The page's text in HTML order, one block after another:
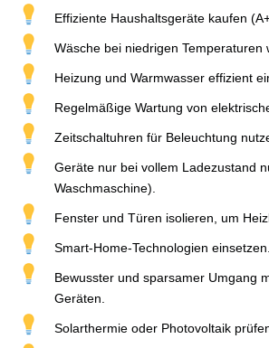
Effiziente Haushaltsgeräte kaufen
Wäsche bei niedrigen Temperaturen
Heizung und Warmwasser effizient
Regelmäßige Wartung von
Zeitschaltuhren für Beleuchtung
Geräte nur bei vollem Ladezustand
Waschmaschine).
Fenster und Türen isolieren, um
Smart-Home-Technologien einsetzen.
Bewusster und sparsamer Umgang
Geräten.
Solarthermie oder Photovoltaik